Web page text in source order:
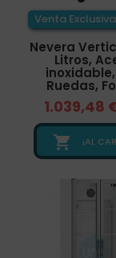
Venta
Nevera
Litros,
Ruedas,
1.039,48
 ¡AL